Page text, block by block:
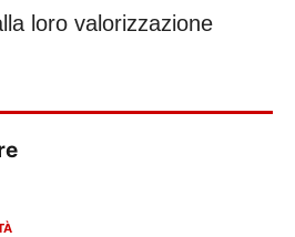
loro valorizzazione